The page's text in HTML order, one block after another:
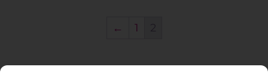
← 1 2